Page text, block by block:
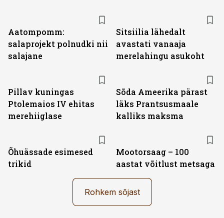
Aatompomm:
salaprojekt polnudki nii
salajane
Sitsiilia lähedalt
avastati vanaaja
merelahingu asukoht
Pillav kuningas
Ptolemaios IV ehitas
merehiiglase
Sõda Ameerika pärast
läks Prantsusmaale
kalliks maksma
Õhuässade esimesed
trikid
Mootorsaag – 100
aastat võitlust metsaga
Rohkem sõjast